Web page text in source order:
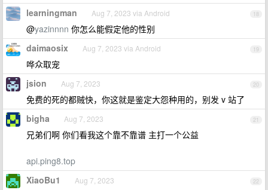
18
learningman Aug 7, 2023 via Android
@yazinnnn 你怎么能假定他的性别
19
daimaosix Aug 7, 2023 via Android
哗众取宠
20
jsion Aug 7, 2023
免费的死的都贼快，你这就是鉴定大怨种用的，别发 v 站了
21
bigha Aug 7, 2023
兄弟们啊 你们看我这个靠不靠谱 主打一个公益
api.ping8.top
22
XiaoBu1 Aug 7, 2023